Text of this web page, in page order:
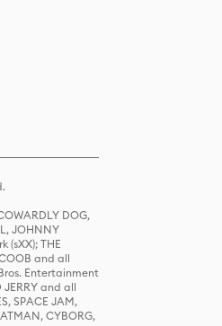
DOG,
JOHNNY
(sXX); THE
and all
Entertainment
and all
SPACE JAM,
CYBORG,